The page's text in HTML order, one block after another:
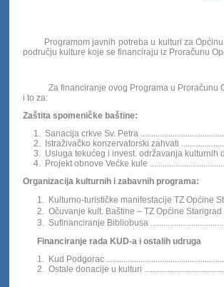
Programom javnih potreba u kulturi za Općinu
području kulture koje se financiraju iz Proračunu
Za financiranje ovog Programa u Proračunu
i to za:
Zaštita spomeničke
1. Sanacija crkve Sv. Petra
2. Istraživačko konzervatorski zahvati
3. Usluga tekućeg i invest. održavanja kulturnih
4. Projekt obnove Većke kule
Organizacija kulturnih i zabavnih programa:
1. Kulturno-turističke manifestacije TZ Općine
2. Očuvanje kult. Baštine – TZ Općine
3. Sufinanciranje Bibliobusa
Financiranje rada KUD-a i ostalih udruga
1. Kud Podgorac
2. Ostale donacije u kulturi